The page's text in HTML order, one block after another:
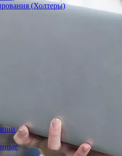
(Холтеры)